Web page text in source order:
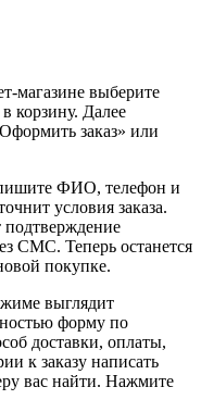
магазине выберите
корзину. Далее
заказ» или
ФИО, телефон и
условия заказа.
подтверждение
СМС. Теперь останется
покупке.
выглядит
форму по
доставки, оплаты,
к заказу написать
вас найти. Нажмите